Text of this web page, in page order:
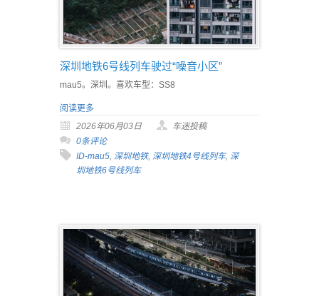
深圳地铁6号线列车驶过“噪音小区”
mau5。深圳。喜欢车型：SS8
阅读更多
2026年06月03日
车迷投稿
0条评论
ID-mau5 深圳地铁, 深圳地铁4号线列车, 深
圳地铁6号线列车